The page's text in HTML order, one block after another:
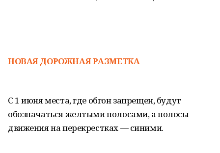
НОВАЯ ДОРОЖНАЯ РАЗМЕТКА
С 1 июня места, где обгон запрещен, будут
обозначаться желтыми полосами, а полосы
движения на перекрестках — синими.